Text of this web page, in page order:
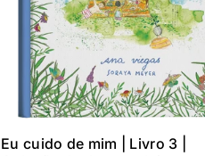
Adicionar Ao Carrinho
Eu cuido de mim | Livro 3 |